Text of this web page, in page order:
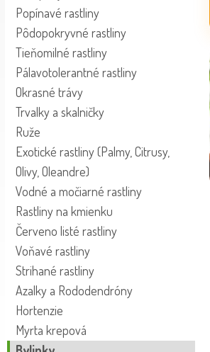
Popínavé rastliny
Pôdopokryvné rastliny
Tieňomilné rastliny
Pálavotolerantné rastliny
Okrasné trávy
Trvalky a skalničky
Ruže
Exotické rastliny (Palmy, Citrusy,
Olivy, Oleandre)
Vodné a močiarné rastliny
Rastliny na kmienku
Červeno listé rastliny
Voňavé rastliny
Strihané rastliny
Azalky a Rododendróny
Hortenzie
Myrta krepová